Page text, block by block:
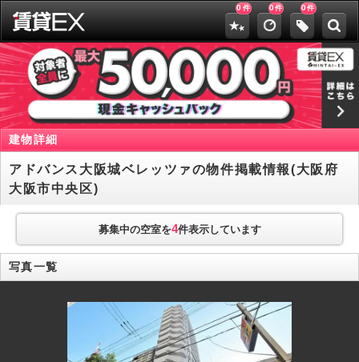
0 件 0件 0件
建物詳細
アドバンス大阪城ベレッツァの物件掲載情報(大阪府
大阪市中央区)
募集中の空室を4件表示しています
写真一覧